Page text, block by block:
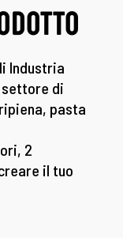
Industria
settore di
pasta
2
il tuo